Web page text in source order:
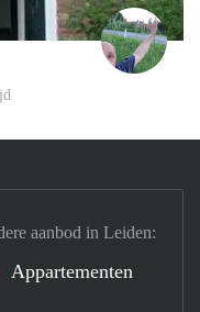
S.S.
aanbod in Leiden:
Appartementen